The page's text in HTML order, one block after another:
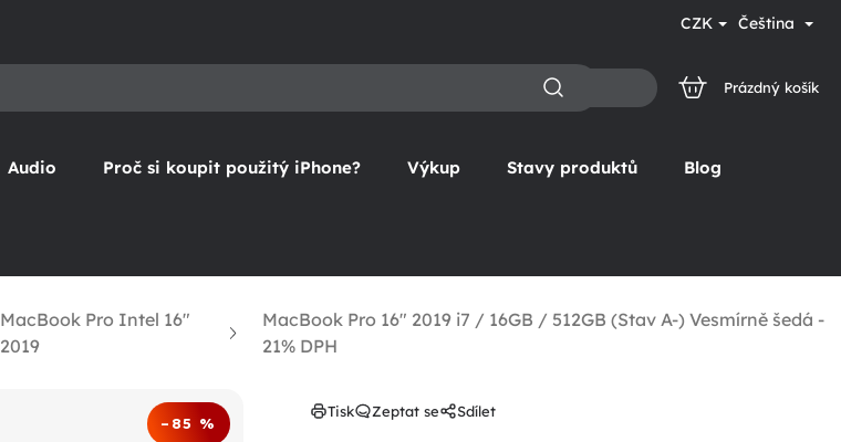
CZK Čeština
NÁKUPNÍ
Prázdný košík
Audio Proč si koupit použitý iPhone? Výkup Stavy produktů Blog
MacBook Pro Intel 16"
2019
MacBook Pro 16" 2019 i7 / 16GB / 512GB (Stav A-) Vesmírně šedá -
21% DPH
–85 %
Tisk Zeptat se Sdílet